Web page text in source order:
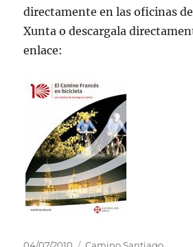
directamente en las oficinas
Xunta o descargala
enlace:
Publicado
Categorías